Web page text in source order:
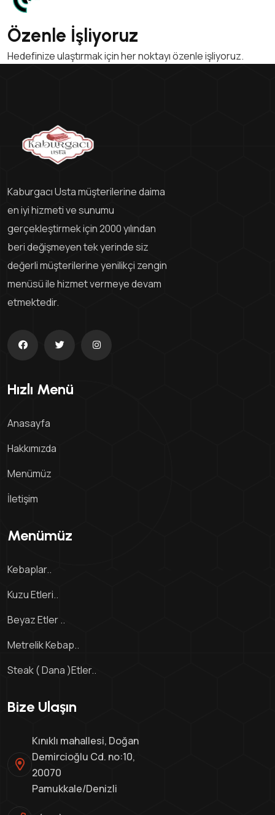
Özenle İşliyoruz
Hedefinize ulaştırmak için her noktayı özenle işliyoruz.
Kaburgacı Usta müşterilerine daima
en iyi hizmeti ve sunumu
gerçekleştirmek için 2000 yılından
beri değişmeyen tek yerinde siz
değerli müşterilerine yenilikçi zengin
menüsü ile hizmet vermeye devam
etmektedir.
Hızlı Menü
Anasayfa
Hakkımızda
Menümüz
İletişim
Menümüz
Kebaplar..
Kuzu Etleri..
Beyaz Etler ..
Metrelik Kebap..
Steak ( Dana )Etler..
Bize Ulaşın
Kınıklı mahallesi, Doğan
Demircioğlu Cd. no:10,
20070
Pamukkale/Denizli